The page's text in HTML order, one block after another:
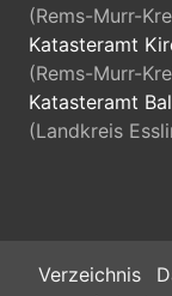
(Rems-Murr-
Katasteramt
(Rems-Murr-
Katasteramt
(Landkreis
Verzeichnis